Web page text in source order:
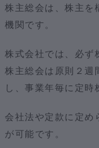
株主総会は、株主を
機関です。
株式会社では、必ず
株主総会は原則２週
し、事業年毎に定時
会社法や定款に定め
が可能です。